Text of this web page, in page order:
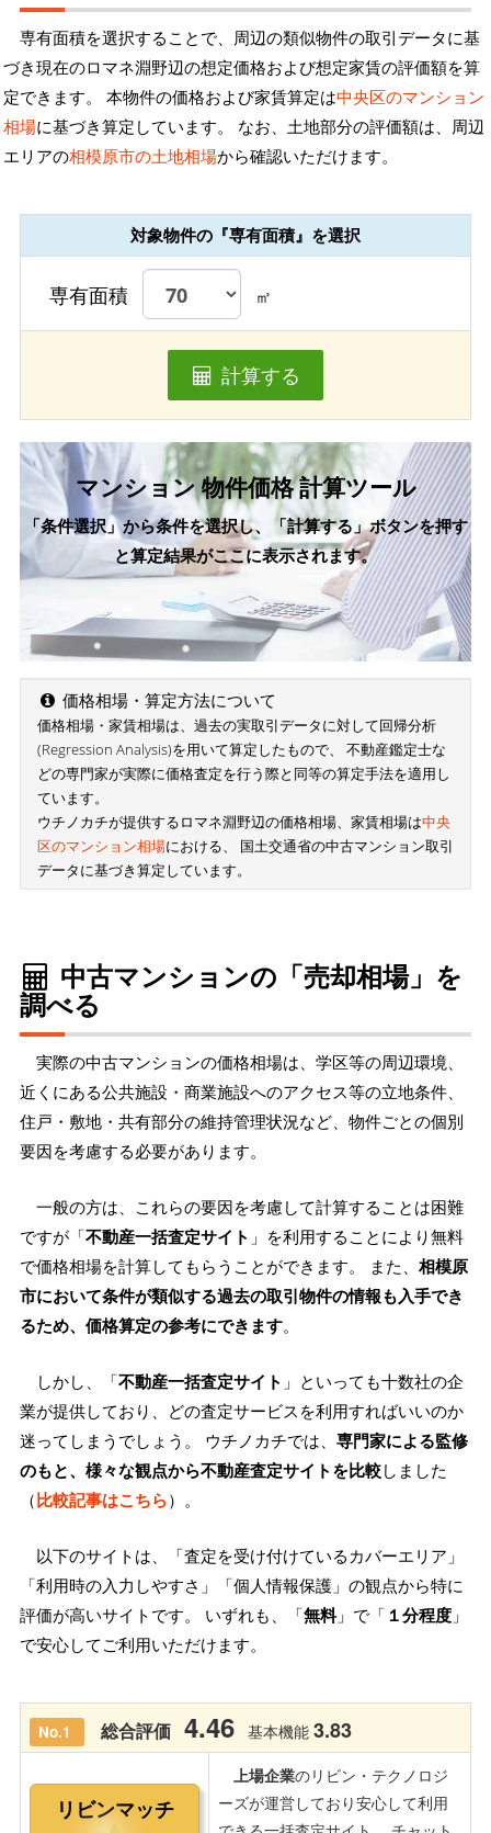
専有面積を選択することで、周辺の類似物件の取引データに基
づき現在のロマネ淵野辺の想定価格および想定家賃の評価額を算
定できます。 本物件の価格および家賃算定は中央区のマンション
相場に基づき算定しています。 なお、土地部分の評価額は、周辺
エリアの相模原市の土地相場から確認いただけます。
対象物件の『専有面積』を選択
専有面積 ㎡
計算する
マンション 物件価格 計算ツール
「条件選択」から条件を選択し、「計算する」ボタンを押す
と算定結果がここに表示されます。
価格相場・算定方法について
価格相場・家賃相場は、過去の実取引データに対して回帰分析
(Regression Analysis)を用いて算定したもので、 不動産鑑定士な
どの専門家が実際に価格査定を行う際と同等の算定手法を適用し
ています。
ウチノカチが提供するロマネ淵野辺の価格相場、家賃相場は中央
区のマンション相場における、 国土交通省の中古マンション取引
データに基づき算定しています。
中古マンションの「売却相場」を
調べる
実際の中古マンションの価格相場は、学区等の周辺環境、
近くにある公共施設・商業施設へのアクセス等の立地条件、
住戸・敷地・共有部分の維持管理状況など、物件ごとの個別
要因を考慮する必要があります。
一般の方は、これらの要因を考慮して計算することは困難
ですが「不動産一括査定サイト 」を利用することにより無料
で価格相場を計算してもらうことができます。 また、 相模原
市において条件が類似する過去の取引物件の情報も入手でき
るため、価格算定の参考にできます。
しかし、「不動産一括査定サイト 」といっても十数社の企
業が提供しており、どの査定サービスを利用すればいいのか
迷ってしまうでしょう。 ウチノカチでは、 専門家による監修
のもと、様々な観点から不動産査定サイトを比較しました
（比較記事はこちら）。
以下のサイトは、「査定を受け付けているカバーエリア」
「利用時の入力しやすさ」「個人情報保護」の観点から特に
評価が高いサイトです。 いずれも、「無料」で「 １分程度 」
で安心してご利用いただけます。